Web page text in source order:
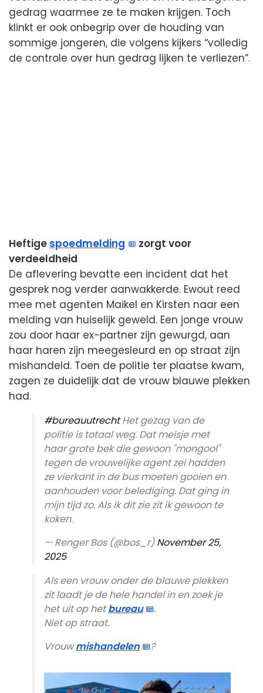
gedrag waarmee ze te maken krijgen. Toch
klinkt er ook onbegrip over de houding van
sommige jongeren, die volgens kijkers “volledig
de controle over hun gedrag lijken te verliezen”.
Heftige spoedmelding
zorgt voor
verdeeldheid
De aflevering bevatte een incident dat het
gesprek nog verder aanwakkerde. Ewout reed
mee met agenten Maikel en Kirsten naar een
melding van huiselijk geweld. Een jonge vrouw
zou door haar ex-partner zijn gewurgd, aan
haar haren zijn meegesleurd en op straat zijn
mishandeld. Toen de politie ter plaatse kwam,
zagen ze duidelijk dat de vrouw blauwe plekken
had.
#bureauutrechtHet gezag van de
politie is totaal weg. Dat meisje met
haar grote bek die gewoon "mongool"
tegen de vrouwelijke agent zei hadden
ze vierkant in de bus moeten gooien en
aanhouden voor belediging. Dat ging in
mijn tijd zo. Als ik dit zie zit ik gewoon te
koken.
— Renger Bos (@bos_r)November 25,
2025
Als een vrouw onder de blauwe plekken
zit laadt je de hele handel in en zoek je
het uit op hetbureau
.
Niet op straat.
Vrouwmishandelen ?